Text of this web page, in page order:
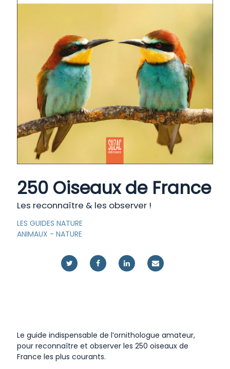
250 Oiseaux de France
Les reconnaître & les observer !
LES GUIDES NATURE
ANIMAUX - NATURE
Le guide indispensable de l’ornithologue amateur,
pour reconnaître et observer les 250 oiseaux de
France les plus courants.